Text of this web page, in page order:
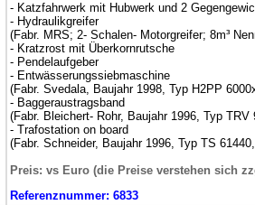
- Katzfahrwerk mit Hubwerk und 2
- Hydraulikgreifer
(Fabr. MRS; 2- Schalen- Motorgreifer; 8m³
- Kratzrost mit Überkornrutsche
- Pendelaufgeber
- Entwässerungssiebmaschine
(Fabr. Svedala, Baujahr 1998, Typ H2PP
- Baggeraustragsband
(Fabr. Bleichert- Rohr, Baujahr 1996, Typ TRV
- Trafostation on board
(Fabr. Schneider, Baujahr 1996, Typ TS
Preis: vs Euro (die Preise verstehen sich
Referenznummer: 6833